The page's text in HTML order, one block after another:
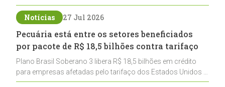
cabanhas na seleção genética de Cavalos Crioulos voltados
ao laço
Notícias 27 Jul 2026
Pecuária está entre os setores beneficiados
por pacote de R$ 18,5 bilhões contra tarifaço
Plano Brasil Soberano 3 libera R$ 18,5 bilhões em crédito
para empresas afetadas pelo tarifaço dos Estados Unidos e
inclui a pecuária entre os setores estratégicos